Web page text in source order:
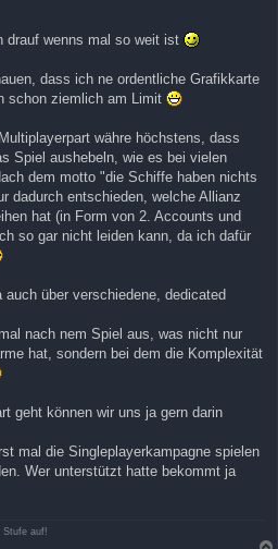
drauf wenns mal so weit ist
dass ich ne ordentliche Grafikkarte
schon ziemlich am Limit
währe höchstens, dass
Spiel aushebeln, wie es bei vielen
dem motto "die Schiffe haben nichts
dadurch entschieden, welche Allianz
hat (in Form von 2. Accounts und
so gar nicht leiden kann, da ich dafür
über verschiedene, dedicated
nach nem Spiel aus, was nicht nur
hat, sondern bei dem die Komplexität
geht können wir uns ja gern darin
mal die Singleplayerkampagne spielen
Wer unterstützt hatte bekommt ja
Stufe auf!